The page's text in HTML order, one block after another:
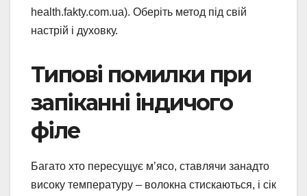
health.fakty.com.ua). Оберіть метод під свій
настрій і духовку.
Типові помилки при
запіканні індичого
філе
Багато хто пересущує м’ясо, ставлячи занадто
високу температуру – волокна стискаються, і сік